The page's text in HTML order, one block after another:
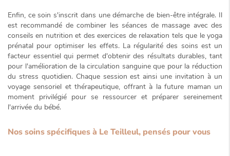
Enfin, ce soin s'inscrit dans une démarche de bien-être intégrale. Il
est recommandé de combiner les séances de massage avec des
conseils en nutrition et des exercices de relaxation tels que le yoga
prénatal pour optimiser les effets. La régularité des soins est un
facteur essentiel qui permet d'obtenir des résultats durables, tant
pour l'amélioration de la circulation sanguine que pour la réduction
du stress quotidien. Chaque session est ainsi une invitation à un
voyage sensoriel et thérapeutique, offrant à la future maman un
moment privilégié pour se ressourcer et préparer sereinement
l'arrivée du bébé.
Nos soins spécifiques à Le Teilleul, pensés pour vous